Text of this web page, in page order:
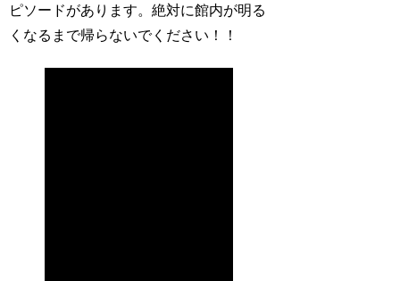
ピソードがあります。絶対に館内が明る
くなるまで帰らないでください！！